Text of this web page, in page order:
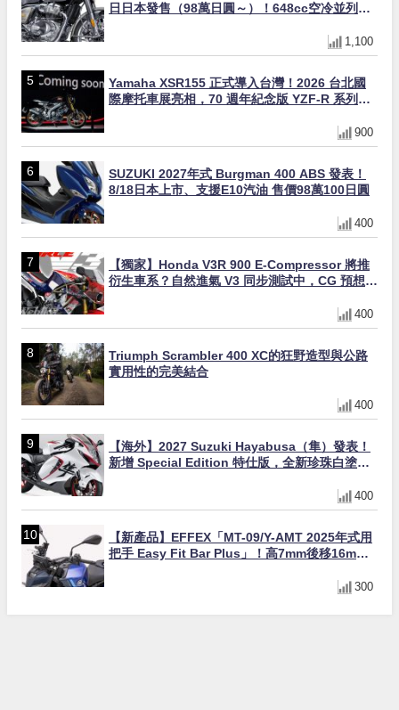
日日本發售（98萬日圓～）！648cc空冷並列雙
1,100
Yamaha XSR155 正式導入台灣！2026 台北國
際摩托車展亮相，70 週年紀念版 YZF-R 系列限
900
SUZUKI 2027年式 Burgman 400 ABS 發表！
8/18日本上市、支援E10汽油 售價98萬100日圓
400
【獨家】Honda V3R 900 E-Compressor 將推
衍生車系？自然進氣 V3 同步測試中，CG 預想曝
400
Triumph Scrambler 400 XC的狂野造型與公路
實用性的完美結合
400
【海外】2027 Suzuki Hayabusa（隼）發表！
新增 Special Edition 特仕版，全新珍珠白塗裝
400
【新產品】EFFEX「MT-09/Y-AMT 2025年式用
把手 Easy Fit Bar Plus」！高7mm後移16mm
300